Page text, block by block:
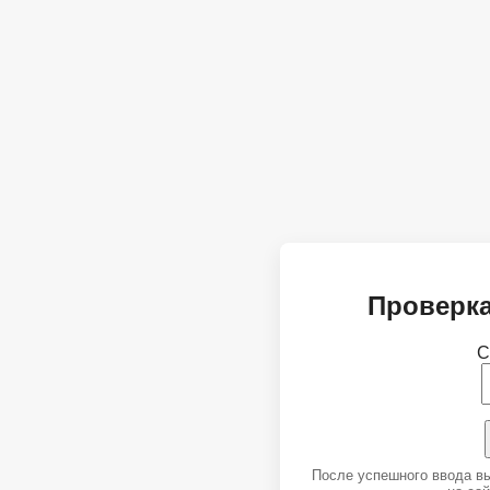
После успешного ввода